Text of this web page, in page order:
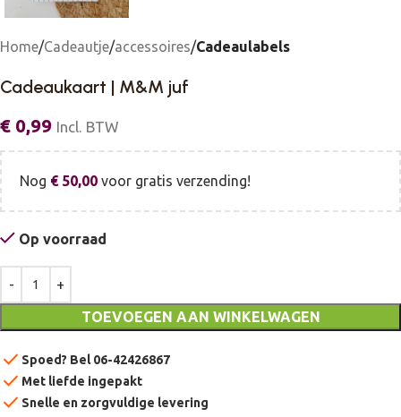
Home Cadeautje accessoires Cadeaulabels
Cadeaukaart | M&M juf
€ 0,99 Incl. BTW
Nog €50,00 voor gratis verzending!
Op voorraad
TOEVOEGEN AAN WINKELWAGEN
check Spoed? Bel 06-42426867
check Met liefde ingepakt
check Snelle en zorgvuldige levering